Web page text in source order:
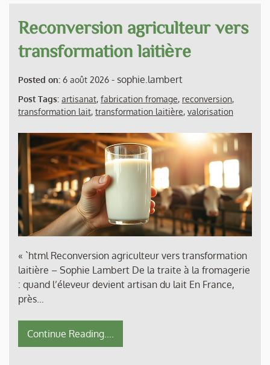
Reconversion agriculteur vers
transformation laitière
Posted on: 6 août 2026 - sophie.lambert
Post Tags: artisanat, fabrication fromage, reconversion,
transformation lait, transformation laitière, valorisation
« `html Reconversion agriculteur vers transformation
laitière – Sophie Lambert De la traite à la fromagerie
: quand l’éleveur devient artisan du lait En France,
près…
Continue Reading....